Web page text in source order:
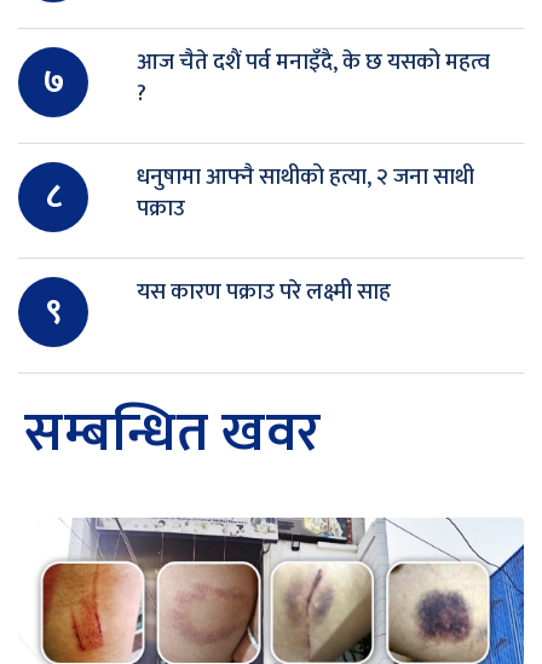
७
आज चैते दशैं पर्व मनाइँदै, के छ यसको महत्व
?
८
धनुषामा आफ्नै साथीको हत्या, २ जना साथी
पक्राउ
९ यस कारण पक्राउ परे लक्ष्मी साह
सम्बन्धित खवर